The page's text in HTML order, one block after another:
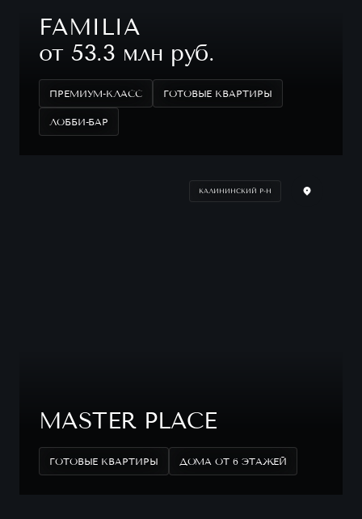
FAMILIA
от 53.3 млн руб.
ПРЕМИУМ-КЛАСС ГОТОВЫЕ КВАРТИРЫ
ЛОББИ-БАР
КАЛИНИНСКИЙ Р-Н
MASTER PLACE
ГОТОВЫЕ КВАРТИРЫ ДОМА ОТ 6 ЭТАЖЕЙ